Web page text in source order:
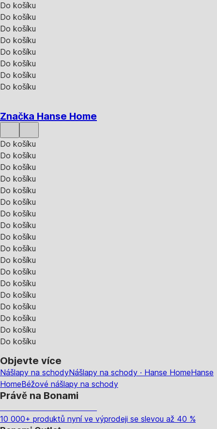
Do košíku
Do košíku
Do košíku
Do košíku
Do košíku
Do košíku
Do košíku
Do košíku
Značka Hanse Home
Do košíku
Do košíku
Do košíku
Do košíku
Do košíku
Do košíku
Do košíku
Do košíku
Do košíku
Do košíku
Do košíku
Do košíku
Do košíku
Do košíku
Do košíku
Do košíku
Do košíku
Do košíku
Objevte více
Nášlapy na schodyNášlapy na schody · Hanse HomeHanse
HomeBéžové nášlapy na schody
Právě na Bonami
10 000+ produktů nyní ve výprodeji se slevou až 40 %